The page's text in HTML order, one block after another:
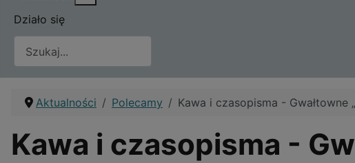
Działo się
Aktualności Polecamy Kawa i czasopisma - Gwałtowne
Kawa i czasopisma -